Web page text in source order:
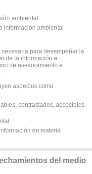
ambiental
información ambiental
para desempeñar la
de la información e
de asesoramiento e
aspectos como:
contrastados, accesibles
en materia
del medio